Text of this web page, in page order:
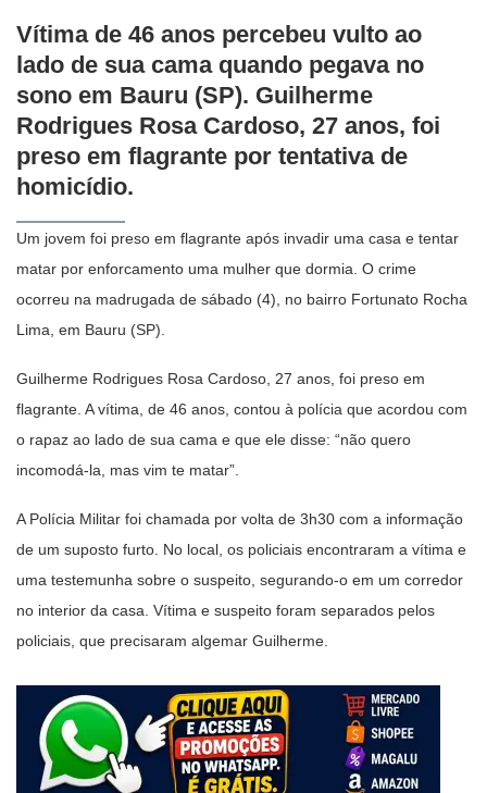
Vítima de 46 anos percebeu vulto ao
lado de sua cama quando pegava no
sono em Bauru (SP). Guilherme
Rodrigues Rosa Cardoso, 27 anos, foi
preso em flagrante por tentativa de
homicídio.
Um jovem foi preso em flagrante após invadir uma casa e tentar
matar por enforcamento uma mulher que dormia. O crime
ocorreu na madrugada de sábado (4), no bairro Fortunato Rocha
Lima, em Bauru (SP).
Guilherme Rodrigues Rosa Cardoso, 27 anos, foi preso em
flagrante. A vítima, de 46 anos, contou à polícia que acordou com
o rapaz ao lado de sua cama e que ele disse: “não quero
incomodá-la, mas vim te matar”.
A Polícia Militar foi chamada por volta de 3h30 com a informação
de um suposto furto. No local, os policiais encontraram a vítima e
uma testemunha sobre o suspeito, segurando-o em um corredor
no interior da casa. Vítima e suspeito foram separados pelos
policiais, que precisaram algemar Guilherme.